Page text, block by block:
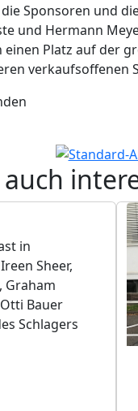
Sponsoren und
und Hermann
einen Platz auf der
verkaufsoffenen
in
Sheer,
Graham
Bauer
Schlagers